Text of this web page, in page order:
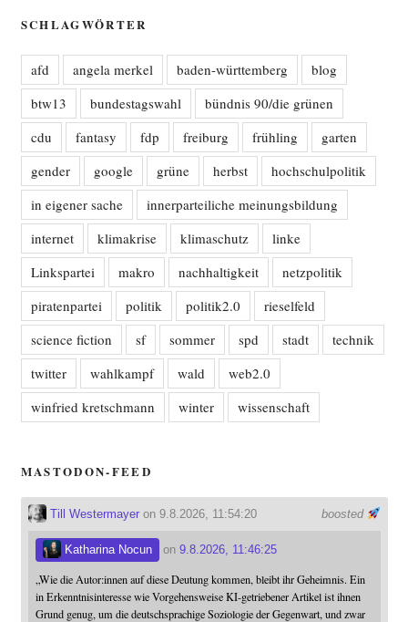
SCHLAGWÖRTER
afd angela merkel baden-württemberg
blog
btw13
bundestagswahl
bündnis 90/die grünen
cdu
fantasy fdp freiburg frühling
garten
gender
google grüne herbst
hochschulpolitik
in eigener sache
innerparteiliche meinungsbildung
internet
klimakrise klimaschutz
linke
Linkspartei
makro nachhaltigkeit
netzpolitik
piratenpartei
politik politik2.0
rieselfeld
science fiction
sf sommer spd stadt
technik
twitter
wahlkampf wald
web2.0
winfried kretschmann
winter wissenschaft
MASTODON-FEED
boosted
Till Westermayeron 9.8.2026, 11:54:20
Katharina Nocun on 9.8.2026, 11:46:25
„Wie die Autor:innen auf diese Deutung kommen, bleibt ihr Geheimnis. Ein
in Erkenntnisinteresse wie Vorgehensweise KI-getriebener Artikel ist ihnen
Grund genug, um die deutschsprachige Soziologie der Gegenwart, und zwar